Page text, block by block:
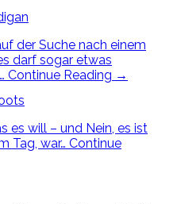
der Suche nach einem
darf sogar etwas
Continue Reading →
es will – und Nein, es ist
Tag, war… Continue